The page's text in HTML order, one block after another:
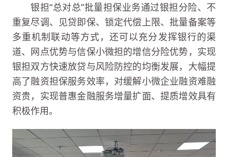
银担“总对总”批量担保业务通过银担分险、不
重复尽调、见贷即保、锁定代偿上限、批量备案等
多重机制联动等方式，还可以充分发挥银行的渠
道、网点优势与信保小微担的增信分险优势，实现
银担双方快速放贷与风险防控的均衡发展，大幅提
高了融资担保服务效率，对缓解小微企业融资难融
资贵，实现普惠金融服务增量扩面、提质增效具有
积极作用。